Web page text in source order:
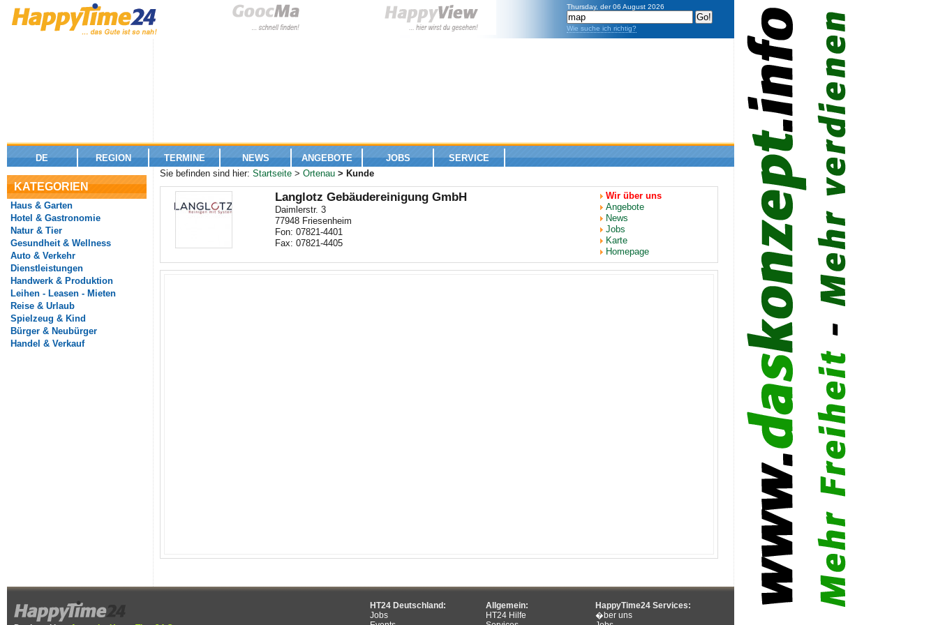
Thursday, der 06 August 2026
Wie suche ich richtig?
DE REGION TERMINE NEWS ANGEBOTE JOBS SERVICE
KATEGORIEN
Haus & Garten
Hotel & Gastronomie
Natur & Tier
Gesundheit & Wellness
Auto & Verkehr
Dienstleistungen
Handwerk & Produktion
Leihen - Leasen - Mieten
Reise & Urlaub
Spielzeug & Kind
Bürger & Neubürger
Handel & Verkauf
Sie befinden sind hier: Startseite > Ortenau > Kunde
Langlotz Gebäudereinigung GmbH
Daimlerstr. 3
77948 Friesenheim
Fon: 07821-4401
Fax: 07821-4405
Wir über uns
Angebote
News
Jobs
Karte
Homepage
HT24 Deutschland:
Jobs
Allgemein:
HT24 Hilfe
HappyTime24 Services:
�ber uns